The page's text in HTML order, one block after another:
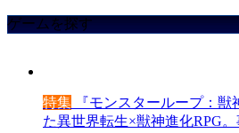
ゲームを探す
特集 『モンスターループ：獣
た異世界転生×獣神進化RPG。